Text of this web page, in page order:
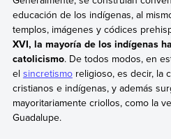
educación de los indígenas, al
templos, imágenes y códices
XVI, la mayoría de los indígenas
catolicismo. De todos modos, en
el sincretismoreligioso, es decir, la
cristianos e indígenas, y además
mayoritariamente criollos, como la
Guadalupe.